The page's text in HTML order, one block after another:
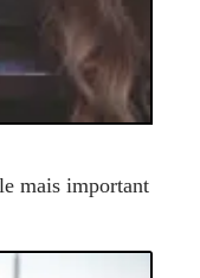
mais important